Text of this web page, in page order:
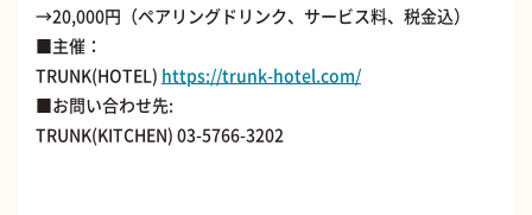
→20,000円（ペアリングドリンク、サービス料、税金込）
■主催：
TRUNK(HOTEL) https://trunk-hotel.com/
■お問い合わせ先:
TRUNK(KITCHEN) 03-5766-3202